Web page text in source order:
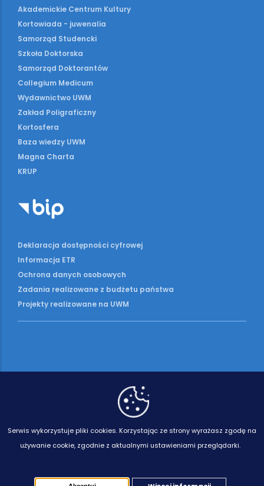
Akademickie Centrum Kultury
Kortowiada - juwenalia
Samorząd Studencki
Szkoła Doktorska
Samorząd Doktorantów
Collegium Medicum
Wydawnictwo UWM
Zakład Poligraficzny
Kortosfera
Baza wiedzy UWM
Magna Charta
KRUP
Deklaracja dostępności cyfrowej
Informacja ETR
Ochrona danych osobowych
Zadania realizowane z budżetu państwa
Projekty realizowane na UWM
Serwis wykorzystuje pliki cookies. Korzystając ze strony wyrażasz zgodę na
używanie cookie, zgodnie z aktualnymi ustawieniami przeglądarki.